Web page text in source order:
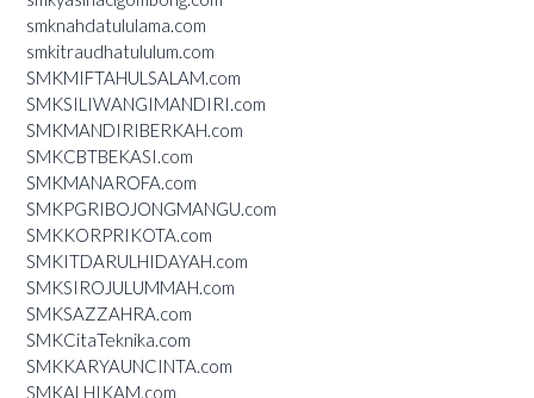
smknahdatululama.com
smkitraudhatululum.com
SMKMIFTAHULSALAM.com
SMKSILIWANGIMANDIRI.com
SMKMANDIRIBERKAH.com
SMKCBTBEKASI.com
SMKMANAROFA.com
SMKPGRIBOJONGMANGU.com
SMKKORPRIKOTA.com
SMKITDARULHIDAYAH.com
SMKSIROJULUMMAH.com
SMKSAZZAHRA.com
SMKCitaTeknika.com
SMKKARYAUNCINTA.com
SMKALHIKAM.com